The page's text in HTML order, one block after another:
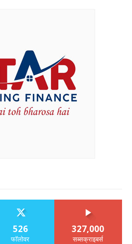
526
फॉलोवर
327,000
सब्सक्राइबर्स